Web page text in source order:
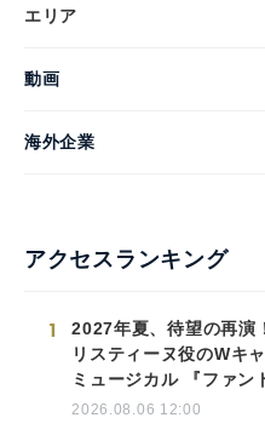
エリア
動画
海外企業
アクセスランキング
1
2027年夏、待望の再演
リスティーヌ役のWキ
ミュージカル 『ファン
2026.08.06 12:00